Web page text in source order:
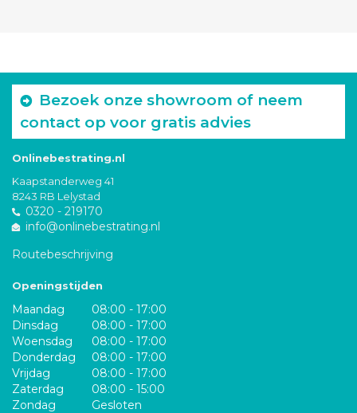
Bezoek onze showroom of neem
contact op voor gratis advies
Onlinebestrating.nl
Kaapstanderweg 41
8243 RB Lelystad
0320 - 219170
info@onlinebestrating.nl
Routebeschrijving
Openingstijden
Maandag
08:00 - 17:00
Dinsdag
08:00 - 17:00
Woensdag
08:00 - 17:00
Donderdag
08:00 - 17:00
Vrijdag
08:00 - 17:00
Zaterdag
08:00 - 15:00
Zondag
Gesloten